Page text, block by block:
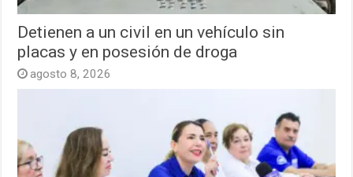
Detienen a un civil en un vehículo sin
placas y en posesión de droga
agosto 8, 2026